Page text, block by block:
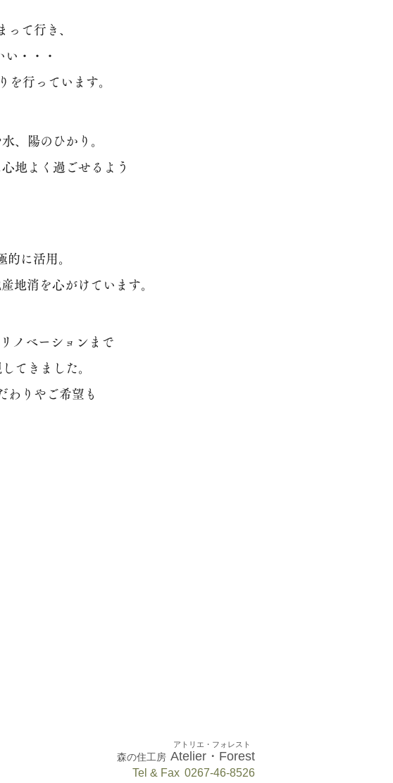
って行き、
・・・
を行っています。
、陽のひかり。
地よく過ごせるよう
に活用。
地消を心がけています。
ノベーションまで
てきました。
わりやご希望も
森の住工房 Atelier・Forest
アトリエ・フォレスト
0267-46-8526
Tel & Fax